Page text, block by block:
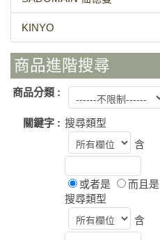
KINYO
商品進階搜尋
商品分類 :
關鍵字 : 搜尋類型
含
或者是
而且是
搜尋類型
含